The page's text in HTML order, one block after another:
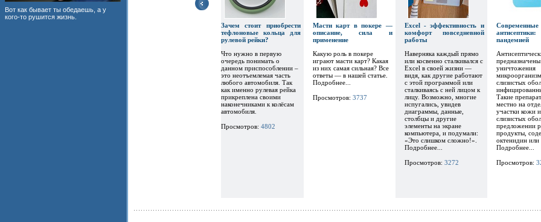
Вот как бывает ты обедаешь, а у
кого-то рушится жизнь.
Зачем стоит приобрести
тефлоновые кольца для
рулевой рейки?
Что нужно в первую
очередь понимать о
данном приспособлении –
это неотъемлемая часть
любого автомобиля. Так
как именно рулевая рейка
прикреплена своими
наконечниками к колёсам
автомобиля.
Просмотров: 4802
Масти карт в покере —
описание, сила и
применение
Какую роль в покере
играют масти карт? Какая
из них самая сильная? Все
ответы — в нашей статье.
Подробнее...
Просмотров: 3737
Excel - эффективность и
комфорт повседневной
работы
Наверняка каждый прямо
или косвенно сталкивался с
Excel в своей жизни —
видя, как другие работают
с этой программой или
сталкиваясь с ней лицом к
лицу. Возможно, многие
испугались, увидев
диаграммы, данные,
столбцы и другие
элементы на экране
компьютера, и подумали:
«Это слишком сложно!».
Подробнее...
Просмотров: 3272
Современные
пандемией
предназначены
уничтожения
слизистых
Такие
местно на
участки кожи
слизистых
предложении
продукты,
октенидин или
Подробнее...
Просмотров: